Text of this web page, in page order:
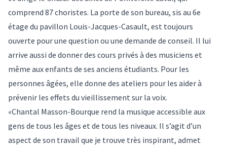
comprend 87 choristes. La porte de son bureau, sis au 6e
étage du pavillon Louis-Jacques-Casault, est toujours
ouverte pour une question ou une demande de conseil. Il lui
arrive aussi de donner des cours privés à des musiciens et
même aux enfants de ses anciens étudiants. Pour les
personnes âgées, elle donne des ateliers pour les aider à
prévenir les effets du vieillissement sur la voix.
«Chantal Masson-Bourque rend la musique accessible aux
gens de tous les âges et de tous les niveaux. Il s’agit d’un
aspect de son travail que je trouve très inspirant, admet